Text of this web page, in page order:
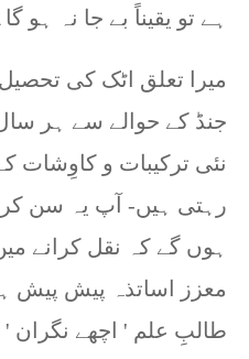
ہے تو یقیناً بے جا نہ ہو گا۔
میرا تعلق اٹک کی
جنڈ کے حوالے سے ہر
نئی ترکیبات و کاوِشات
رہتی ہیں- آپ یہ سن کر
ہوں گے کہ نقل کرانے
معزز اساتذہ پیش پیش
طالبِ علم ' اچھے نگران '